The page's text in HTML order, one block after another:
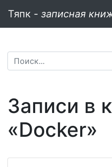
Тяпк - записная
Записи в
«Docker»